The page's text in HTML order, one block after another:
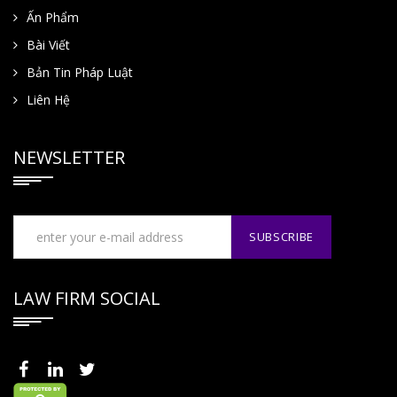
Ấn Phẩm
Bài Viết
Bản Tin Pháp Luật
Liên Hệ
NEWSLETTER
LAW FIRM SOCIAL